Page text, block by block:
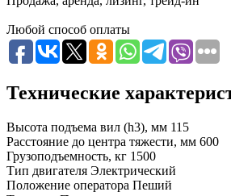
Любой способ оплаты
Технические
Высота подъема вил (h3), мм 115
Расстояние до центра тяжести, мм 600
Грузоподъемность, кг 1500
Тип двигателя Электрический
Положение оператора Пеший